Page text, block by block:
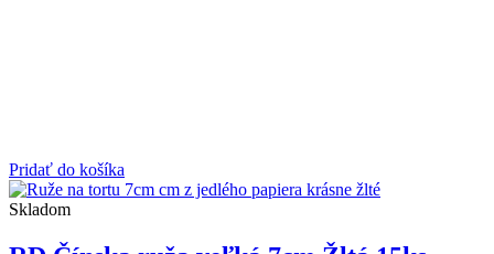
Pridať do košíka
Skladom